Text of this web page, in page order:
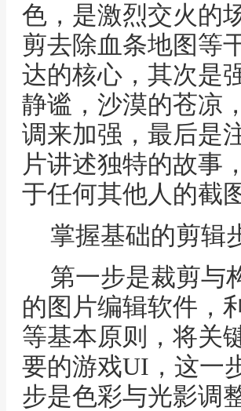
色，是激烈交火的
剪去除血条地图等
达的核心，其次是
静谧，沙漠的苍凉
调来加强，最后是
片讲述独特的故事
于任何其他人的截图
掌握基础的剪辑
第一步是裁剪与
的图片编辑软件，
等基本原则，将关
要的游戏UI，这一
步是色彩与光影调